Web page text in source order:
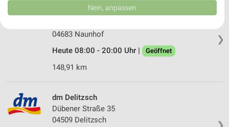
❯
dm Naunhof
04683 Naunhof
Heute 08:00 - 20:00 Uhr |
Geöffnet
148,91 km
❯
dm Delitzsch
Dübener Straße 35
04509 Delitzsch
Daten können außerhalb der Europäischen Union weitergegeben und in die
USA gesendet werden.
Website/App.
IAB-Verarbeitungszwecke:
auf einem Endgerät
Verwendung reduzierter Daten zur Auswahl von
Werbeanzeigen
Nein, anpassen